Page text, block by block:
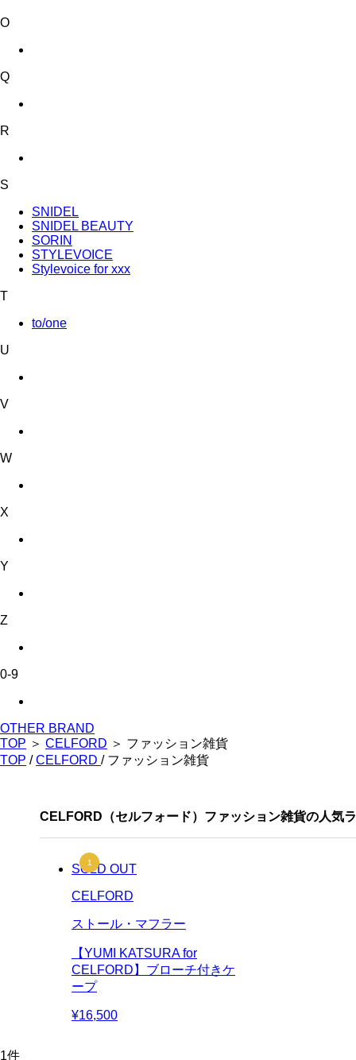
O
Q
R
S
SNIDEL
SNIDEL BEAUTY
SORIN
STYLEVOICE
Stylevoice for xxx
T
to/one
U
V
W
X
Y
Z
0-9
OTHER BRAND
TOP ＞ CELFORD ＞ ファッション雑貨
TOP /CELFORD / ファッション雑貨
CELFORD（セルフォード）ファッション雑貨の人気
SOLD OUT
CELFORD
ストール・マフラー
【YUMI KATSURA for
CELFORD】ブローチ付きケ
ープ
¥16,500
1件